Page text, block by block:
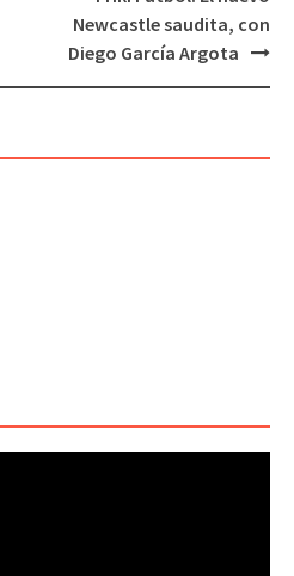
Newcastle saudita, con
Diego García Argota